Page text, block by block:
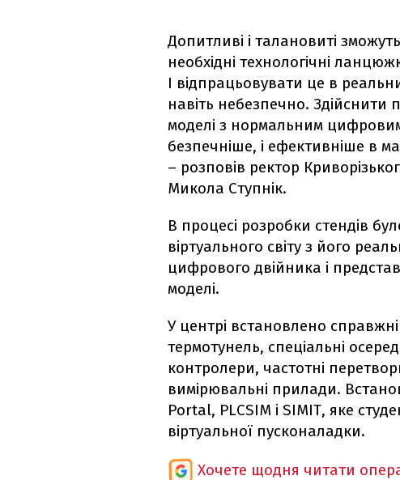
Допитливі і талановиті
необхідні технологічні
І відпрацьовувати це в
навіть небезпечно. Здійснити
моделі з нормальним
безпечніше, і ефективніше в
– розповів ректор
Микола Ступнік.
В процесі розробки стендів
віртуального світу з його
цифрового двійника і
моделі.
У центрі встановлено
термотунель, спеціальні
контролери, частотні
вимірювальні прилади.
Portal, PLCSIM і SIMIT, яке
віртуальної пусконаладки.
Хочете щодня читати